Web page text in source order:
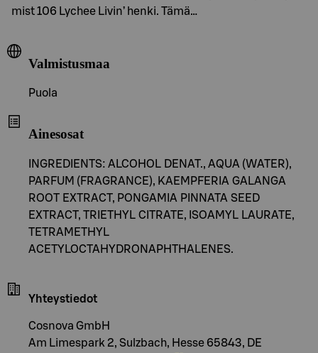
mist 106 Lychee Livin’ henki. Tämä…
Valmistusmaa
Puola
Ainesosat
INGREDIENTS: ALCOHOL DENAT., AQUA (WATER),
PARFUM (FRAGRANCE), KAEMPFERIA GALANGA
ROOT EXTRACT, PONGAMIA PINNATA SEED
EXTRACT, TRIETHYL CITRATE, ISOAMYL LAURATE,
TETRAMETHYL
ACETYLOCTAHYDRONAPHTHALENES.
Yhteystiedot
Cosnova GmbH
Am Limespark 2, Sulzbach, Hesse 65843, DE